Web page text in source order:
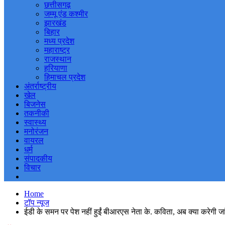
छत्तीसगढ़
जम्मू एंड कश्मीर
झारखंड
बिहार
मध्य प्रदेश
महाराष्ट्र
राजस्थान
हरियाणा
हिमाचल प्रदेश
अंतर्राष्ट्रीय
खेल
बिजनेस
तकनीकी
स्वास्थ्य
मनोरंजन
वायरल
धर्म
संपादकीय
विचार
Home
टॉप न्यूज
ईडी के समन पर पेश नहीं हुईं बीआरएस नेता के. कविता, अब क्या करेगी